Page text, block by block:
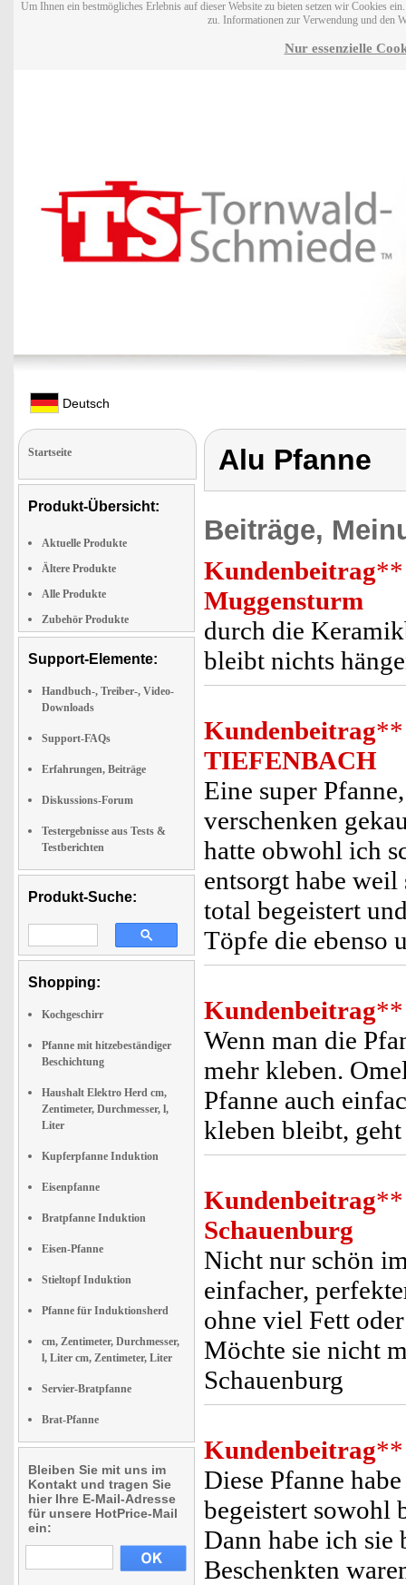
Um Ihnen ein bestmögliches Erlebnis auf dieser Website zu bieten setzen wir Cookies
zu. Informationen zur Verwendung und den
Nur essenzielle
Deutsch
Startseite
Produkt-Übersicht:
Aktuelle Produkte
Ältere Produkte
Alle Produkte
Zubehör Produkte
Support-Elemente:
Handbuch-, Treiber-, Video-
Downloads
Support-FAQs
Erfahrungen, Beiträge
Diskussions-Forum
Testergebnisse aus Tests &
Testberichten
Produkt-Suche:
Shopping:
Kochgeschirr
Pfanne mit hitzebeständiger
Beschichtung
Haushalt Elektro Herd cm,
Zentimeter, Durchmesser, l,
Liter
Kupferpfanne Induktion
Eisenpfanne
Bratpfanne Induktion
Eisen-Pfanne
Stieltopf Induktion
Pfanne für Induktionsherd
cm, Zentimeter, Durchmesser,
l, Liter cm, Zentimeter, Liter
Servier-Bratpfanne
Brat-Pfanne
Bleiben Sie mit uns im
Kontakt und tragen Sie
hier Ihre E-Mail-Adresse
für unsere HotPrice-Mail
ein:
Alu Pfanne
Beiträge,
Kundenbeitrag**
Muggensturm
durch die
bleibt nichts
Kundenbeitrag**
TIEFENBACH
Eine super
verschenken
hatte obwohl ich
entsorgt habe
total begeistert
Töpfe die ebenso
Kundenbeitrag**
Wenn man die
mehr kleben.
Pfanne auch
kleben bleibt,
Kundenbeitrag**
Schauenburg
Nicht nur schön
einfacher,
ohne viel Fett
Möchte sie nicht
Schauenburg
Kundenbeitrag**
Diese Pfanne
begeistert sowohl
Dann habe ich sie
Beschenkten